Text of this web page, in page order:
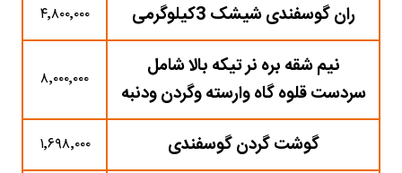
ران گوسفندی شیشک 3کیلوگرمی ۴٬۸۰۰٬۰۰۰
نیم شقه بره نر تیکه بالا شامل
سردست قلوه گاه وارسته وگردن ودنبه
۸٬۰۰۰٬۰۰۰
گوشت گردن گوسفندی ۱٬۶۹۸٬۰۰۰